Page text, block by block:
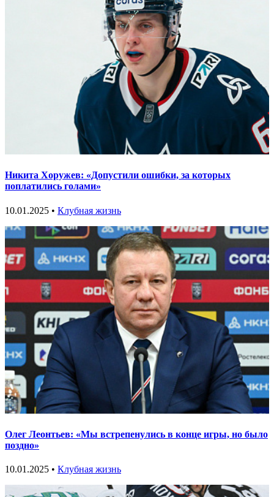
Никита Хоружев: «Допустили ошибки, за которых
поплатились голами»
10.01.2025 • Клубная жизнь
Олег Леонтьев: «Мы встрепенулись в конце игры, но было
поздно»
10.01.2025 • Клубная жизнь